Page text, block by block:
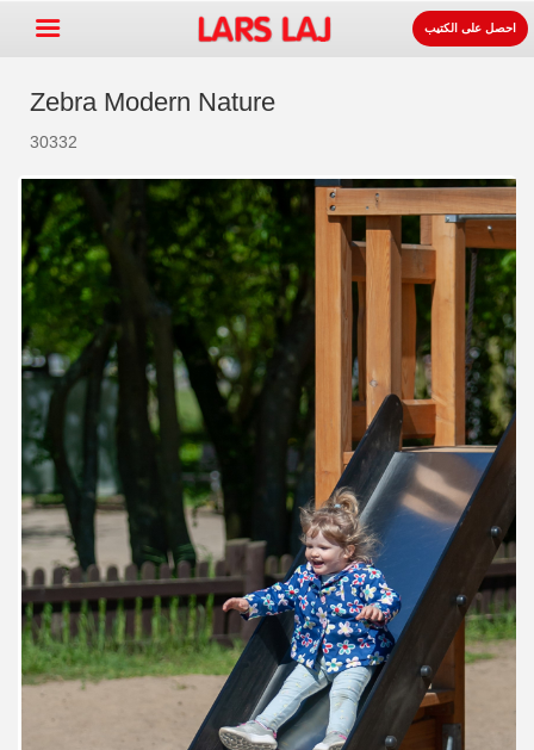
معدات ساحات اللعب +
لوازوم المواقف و الطرقات +
معدات الرياضة +
سطح +
عنا
LarsLaj Worldwide
Lars Laj on Facebook
احصل على الكتيب
Zebra Modern Nature
30332